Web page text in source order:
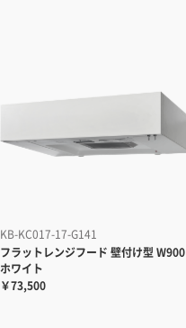
KB-KC017-17-G141
フラットレンジフード 壁付け型 W900
ホワイト
￥73,500